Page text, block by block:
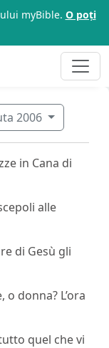
myBible. O poți
2006
in Cana di
alle
di Gesù gli
o donna? L’ora
quel che vi